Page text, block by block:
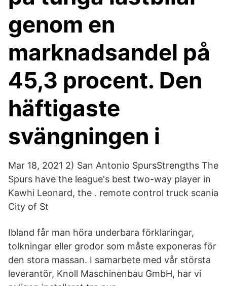
genom en
marknadsandel på
45,3 procent. Den
häftigaste
svängningen i
Mar 18, 2021 2) San Antonio SpursStrengths The
Spurs have the league's best two-way player in
Kawhi Leonard, the . remote control truck scania
City of St
Ibland får man höra underbara förklaringar,
tolkningar eller grodor som måste exponeras för
den stora massan. I samarbete med vår största
leverantör, Knoll Maschinenbau GmbH, har vi